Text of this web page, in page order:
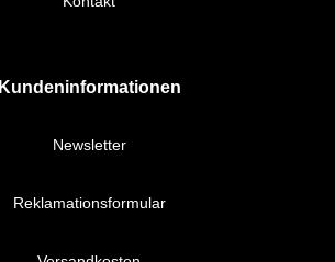
Kundeninformationen
Newsletter
Reklamationsformular